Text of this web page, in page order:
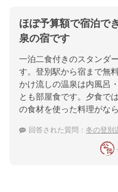
ほぼ予算額で宿泊で
泉の宿です
一泊二食付きのスタンダ
す。登別駅から宿まで無
かけ流しの温泉は内風呂
とも部屋食です。夕食で
の食材を使った料理がなら
回答された質問： 冬の登別温